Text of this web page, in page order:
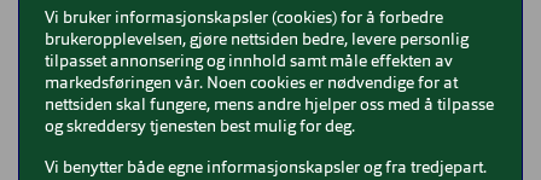
Dailies kontaktlinser
Vi bruker informasjonskapsler (cookies) for å forbedre
brukeropplevelsen, gjøre nettsiden bedre, levere personlig
tilpasset annonsering og innhold samt måle effekten av
markedsføringen vår. Noen cookies er nødvendige for at
nettsiden skal fungere, mens andre hjelper oss med å tilpasse
og skreddersy tjenesten best mulig for deg.
Vi benytter både egne informasjonskapsler og fra tredjepart.